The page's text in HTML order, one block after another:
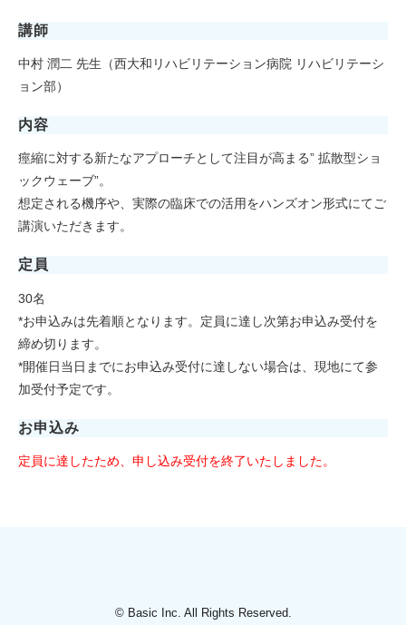
講師
中村 潤二 先生（西大和リハビリテーション病院 リハビリテーシ
ョン部）
内容
痙縮に対する新たなアプローチとして注目が高まる” 拡散型ショ
ックウェーブ”。
想定される機序や、実際の臨床での活用をハンズオン形式にてご
講演いただきます。
定員
30名
*お申込みは先着順となります。定員に達し次第お申込み受付を
締め切ります。
*開催日当日までにお申込み受付に達しない場合は、現地にて参
加受付予定です。
お申込み
定員に達したため、申し込み受付を終了いたしました。
© Basic Inc. All Rights Reserved.